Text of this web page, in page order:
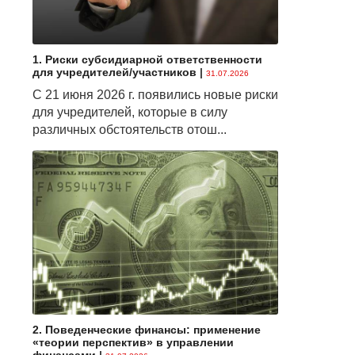
1. Риски субсидиарной ответственности
для учредителей/участников | 31.07.2026
С 21 июня 2026 г. появились новые риски
для учредителей, которые в силу
различных обстоятельств отош...
2. Поведенческие финансы: применение
«теории перспектив» в управлении